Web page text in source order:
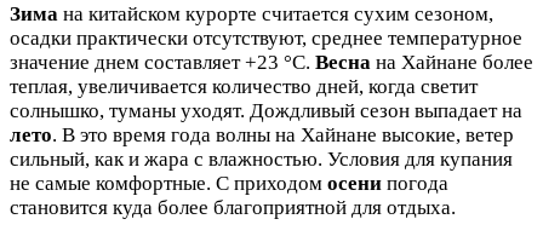
Зима на китайском курорте считается сухим сезоном,
осадки практически отсутствуют, среднее температурное
значение днем составляет +23 °C. Весна на Хайнане более
теплая, увеличивается количество дней, когда светит
солнышко, туманы уходят. Дождливый сезон выпадает на
лето. В это время года волны на Хайнане высокие, ветер
сильный, как и жара с влажностью. Условия для купания
не самые комфортные. С приходом осени погода
становится куда более благоприятной для отдыха.